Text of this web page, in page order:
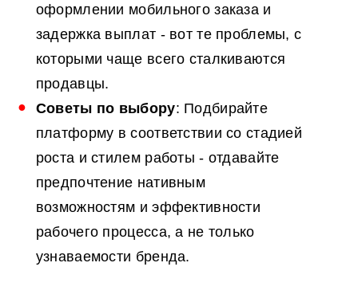
оформлении мобильного заказа и
задержка выплат - вот те проблемы, с
которыми чаще всего сталкиваются
продавцы.
Советы по выбору: Подбирайте
платформу в соответствии со стадией
роста и стилем работы - отдавайте
предпочтение нативным
возможностям и эффективности
рабочего процесса, а не только
узнаваемости бренда.